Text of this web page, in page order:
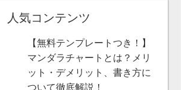
人気コンテンツ
【無料テンプレートつき！】
マンダラチャートとは？メリ
ット・デメリット、書き方に
ついて徹底解説！